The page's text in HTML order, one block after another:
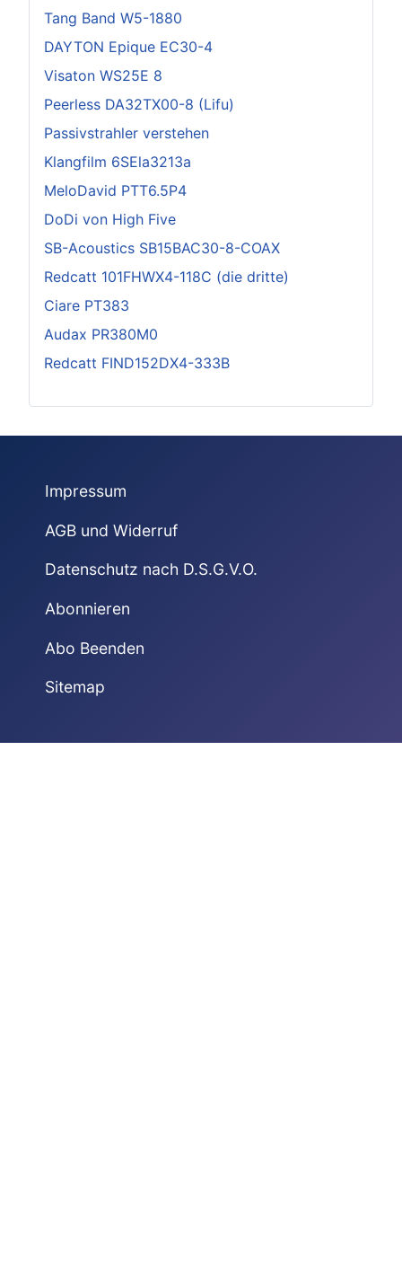
Tang Band W5-1880
DAYTON Epique EC30-4
Visaton WS25E 8
Peerless DA32TX00-8 (Lifu)
Passivstrahler verstehen
Klangfilm 6SEla3213a
MeloDavid PTT6.5P4
DoDi von High Five
SB-Acoustics SB15BAC30-8-COAX
Redcatt 101FHWX4-118C (die dritte)
Ciare PT383
Audax PR380M0
Redcatt FIND152DX4-333B
Impressum
AGB und Widerruf
Datenschutz nach D.S.G.V.O.
Abonnieren
Abo Beenden
Sitemap